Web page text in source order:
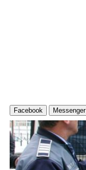
Facebook Messenger